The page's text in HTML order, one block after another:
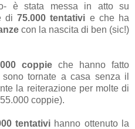
è stata messa in atto su
di75.000 tentativi e che ha
con la nascita di ben (sic!)
coppieche hanno fatto
sono tornate a casa senza il
la reiterazione per molte di
coppie).
tentativihanno ottenuto la